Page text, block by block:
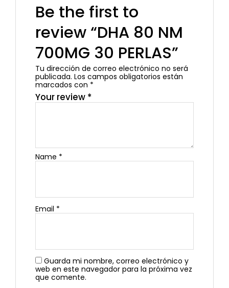
Be the first to
review “DHA 80 NM
700MG 30 PERLAS”
Tu dirección de correo electrónico no será
publicada. Los campos obligatorios están
marcados con *
Your review *
Name *
Email *
Guarda mi nombre, correo electrónico y
web en este navegador para la próxima vez
que comente.